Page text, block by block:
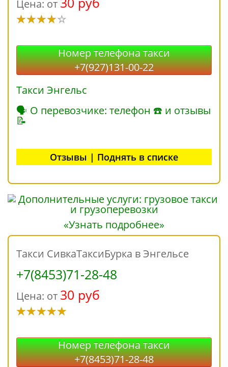
Цена: от
Номер телефона такси
+7(927)131-00-22
Такси Энгельс
🗣 О перевозчике: телефон ☎ и отзывы
📝
Отзывы | Поднять в списке
«Узнать подробнее»
Такси СивкаТаксиБурка в Энгельсе
+7(8453)71-28-48
Цена: от 30 руб
Номер телефона такси
+7(8453)71-28-48